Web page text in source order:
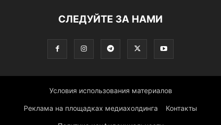
СЛЕДУЙТЕ ЗА НАМИ
Условия использования материалов
Реклама на площадках медиахолдинга Контакты